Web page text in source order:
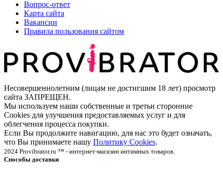
Вопрос-ответ
Карта сайта
Вакансии
Правила пользования сайтом
Несовершеннолетним (лицам не достигшим 18 лет) просмотр
сайта ЗАПРЕЩЕН.
Мы используем наши собственные и третьи сторонние
Cookies для улучшения предоставляемых услуг и для
облегчения процесса покупки.
Если Вы продолжите навигацию, для нас это будет означать,
что Вы принимаете нашу Политику Cookies.
2024 Provibrator.ru ™ - интернет-магазин интимных товаров.
Способы доставки